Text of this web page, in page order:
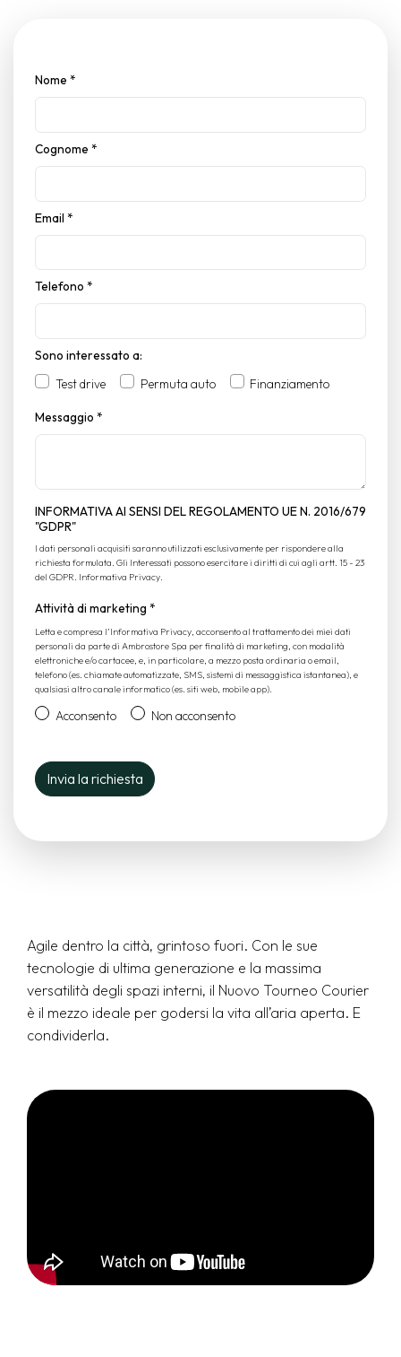
Nome *
Cognome *
Email *
Telefono *
Sono interessato a:
Test drive
Permuta auto Finanziamento
Messaggio *
INFORMATIVA AI SENSI DEL REGOLAMENTO UE N. 2016/679
"GDPR"
I dati personali acquisiti saranno utilizzati esclusivamente per rispondere alla
richiesta formulata. Gli Interessati possono esercitare i diritti di cui agli artt. 15 - 23
del GDPR. Informativa Privacy.
Attività di marketing *
Letta e compresa l’Informativa Privacy, acconsento al trattamento dei miei dati
personali da parte di Ambrostore Spa per finalità di marketing, con modalità
elettroniche e/o cartacee, e, in particolare, a mezzo posta ordinaria o email,
telefono (es. chiamate automatizzate, SMS, sistemi di messaggistica istantanea), e
qualsiasi altro canale informatico (es. siti web, mobile app).
Acconsento Non acconsento
Agile dentro la città, grintoso fuori. Con le sue
tecnologie di ultima generazione e la massima
versatilità degli spazi interni, il Nuovo Tourneo Courier
è il mezzo ideale per godersi la vita all’aria aperta. E
condividerla.